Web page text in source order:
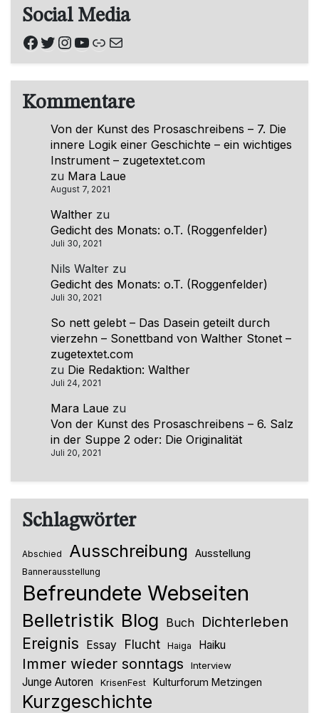
Social Media
Facebook
Twitter
Instagram
YouTube
Link
E-Mail
Kommentare
Von der Kunst des Prosaschreibens – 7. Die
innere Logik einer Geschichte – ein wichtiges
Instrument – zugetextet.com
zu Mara Laue
August 7, 2021
Walther zu
Gedicht des Monats: o.T. (Roggenfelder)
Juli 30, 2021
Nils Walter zu
Gedicht des Monats: o.T. (Roggenfelder)
Juli 30, 2021
So nett gelebt – Das Dasein geteilt durch
vierzehn – Sonettband von Walther Stonet –
zugetextet.com
zu Die Redaktion: Walther
Juli 24, 2021
Mara Laue zu
Von der Kunst des Prosaschreibens – 6. Salz
in der Suppe 2 oder: Die Originalität
Juli 20, 2021
Schlagwörter
Abschied Ausschreibung Ausstellung
Bannerausstellung
Befreundete Webseiten
Belletristik Blog Buch Dichterleben
Ereignis Essay Flucht Haiga Haiku
Immer wieder sonntags Interview
Junge Autoren KrisenFest Kulturforum Metzingen
Kurzgeschichte